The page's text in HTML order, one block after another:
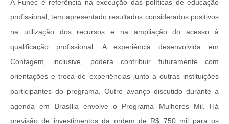
A Funec é referência na execução das políticas de educação
profissional, tem apresentado resultados considerados positivos
na utilização dos recursos e na ampliação do acesso à
qualificação profissional. A experiência desenvolvida em
Contagem, inclusive, poderá contribuir futuramente com
orientações e troca de experiências junto a outras instituições
participantes do programa. Outro avanço discutido durante a
agenda em Brasília envolve o Programa Mulheres Mil. Há
previsão de investimentos da ordem de R$ 750 mil para os